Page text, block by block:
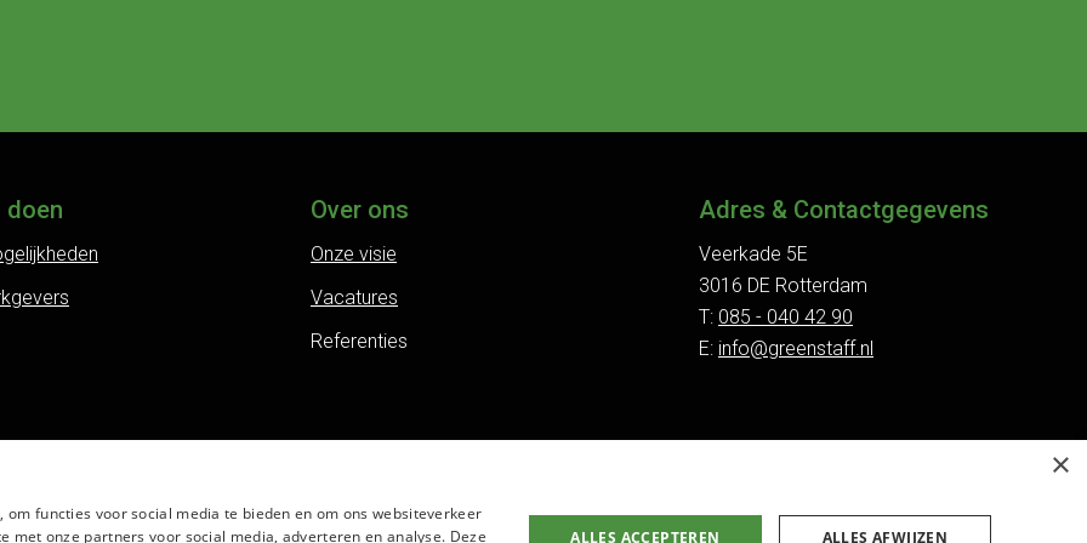
doen Over ons
Onze visie
Vacatures
Referenties
Adres & Contactgegevens
Veerkade 5E
3016 DE Rotterdam
T: 085 - 040 42 90
E: info@greenstaff.nl
×
functies voor social media te bieden en om ons websiteverkeer
onze partners voor social media, adverteren en analyse. Deze
ALLES ACCEPTEREN ALLES AFWIJZEN